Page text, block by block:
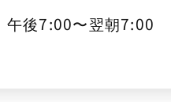
午後7:00〜翌朝7:00